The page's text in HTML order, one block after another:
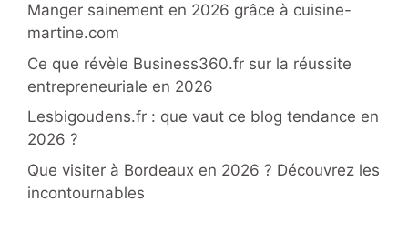
Manger sainement en 2026 grâce à cuisine-
martine.com
Ce que révèle Business360.fr sur la réussite
entrepreneuriale en 2026
Lesbigoudens.fr : que vaut ce blog tendance en
2026 ?
Que visiter à Bordeaux en 2026 ? Découvrez les
incontournables